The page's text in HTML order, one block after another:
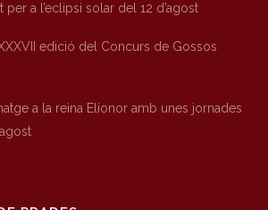
a l’eclipsi solar del 12 d’agost
edició del Concurs de Gossos
a la reina Elionor amb unes jornades